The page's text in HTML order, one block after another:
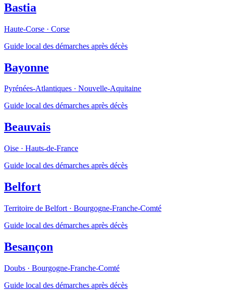
Bastia
Haute-Corse · Corse
Guide local des démarches après décès
Bayonne
Pyrénées-Atlantiques · Nouvelle-Aquitaine
Guide local des démarches après décès
Beauvais
Oise · Hauts-de-France
Guide local des démarches après décès
Belfort
Territoire de Belfort · Bourgogne-Franche-Comté
Guide local des démarches après décès
Besançon
Doubs · Bourgogne-Franche-Comté
Guide local des démarches après décès